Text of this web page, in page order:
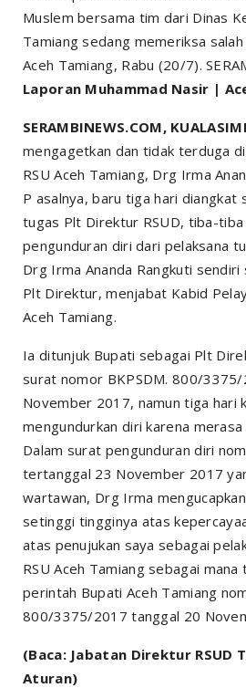
Muslem bersama tim dari Dinas
Tamiang sedang memeriksa
Aceh Tamiang, Rabu (20/7).
Laporan Muhammad Nasir |
SERAMBINEWS.COM,
mengagetkan dan tidak terduga
RSU Aceh Tamiang, Drg Irma
P asalnya, baru tiga hari diangkat
tugas Plt Direktur RSUD, tiba-
pengunduran diri dari pelaksana
Drg Irma Ananda Rangkuti
Plt Direktur, menjabat Kabid
Aceh Tamiang.
Ia ditunjuk Bupati sebagai Plt
surat nomor BKPSDM. 800/
November 2017, namun tiga hari
mengundurkan diri karena merasa
Dalam surat pengunduran diri
tertanggal 23 November 2017
wartawan, Drg Irma
setinggi tingginya atas
atas penujukan saya sebagai
RSU Aceh Tamiang sebagai
perintah Bupati Aceh Tamiang
800/3375/2017 tanggal 20
(Baca: Jabatan Direktur RSUD
Aturan)